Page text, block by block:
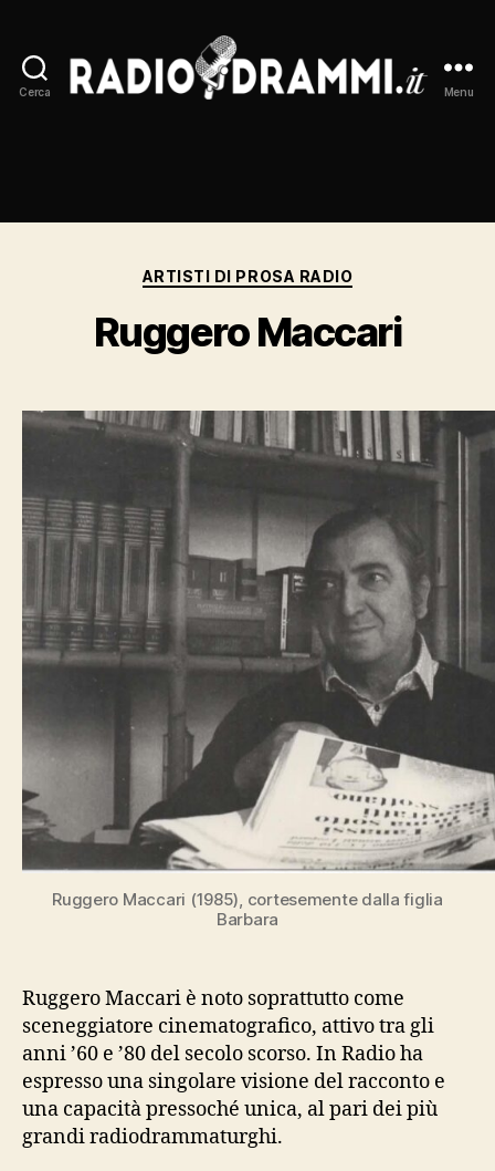
Cerca Menu
Categorie
ARTISTI DI PROSA RADIO
Ruggero Maccari
Ruggero Maccari (1985), cortesemente dalla figlia
Barbara
Ruggero Maccari è noto soprattutto come
sceneggiatore cinematografico, attivo tra gli
anni ’60 e ’80 del secolo scorso. In Radio ha
espresso una singolare visione del racconto e
una capacità pressoché unica, al pari dei più
grandi radiodrammaturghi.